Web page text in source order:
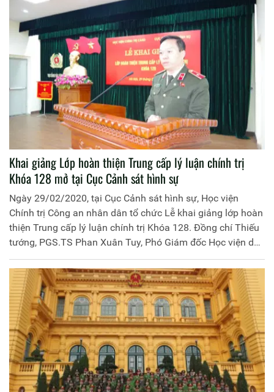
Khai giảng Lớp hoàn thiện Trung cấp lý luận chính trị
Khóa 128 mở tại Cục Cảnh sát hình sự
Ngày 29/02/2020, tại Cục Cảnh sát hình sự, Học viện
Chính trị Công an nhân dân tổ chức Lễ khai giảng lớp hoàn
thiện Trung cấp lý luận chính trị Khóa 128. Đồng chí Thiếu
tướng, PGS.TS Phan Xuân Tuy, Phó Giám đốc Học viện dự
và chủ trì buổi lễ